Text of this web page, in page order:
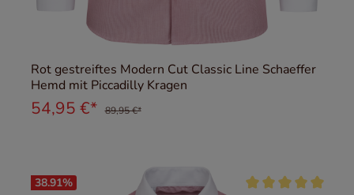
Rot gestreiftes Modern Cut Classic Line Schaeffer
Hemd mit Piccadilly Kragen
54,95 €* 89,95 €*
38.91%